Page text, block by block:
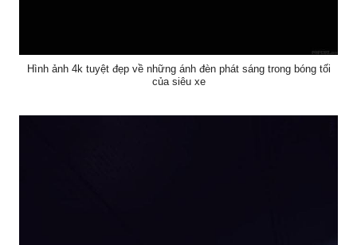
Hình ảnh 4k tuyệt đẹp về những ánh đèn phát sáng trong bóng tối
của siêu xe